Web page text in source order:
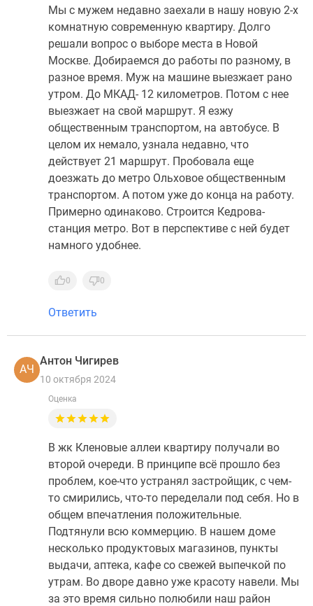
Мы с мужем недавно заехали в нашу новую 2-х
комнатную современную квартиру. Долго
решали вопрос о выборе места в Новой
Москве. Добираемся до работы по разному, в
разное время. Муж на машине выезжает рано
утром. До МКАД- 12 километров. Потом с нее
выезжает на свой маршрут. Я езжу
общественным транспортом, на автобусе. В
целом их немало, узнала недавно, что
действует 21 маршрут. Пробовала еще
доезжать до метро Ольховое общественным
транспортом. А потом уже до конца на работу.
Примерно одинаково. Строится Кедрова-
станция метро. Вот в перспективе с ней будет
намного удобнее.
0 0
Ответить
АЧ
Антон Чигирев
10 октября 2024
Оценка
В жк Кленовые аллеи квартиру получали во
второй очереди. В принципе всё прошло без
проблем, кое-что устранял застройщик, с чем-
то смирились, что-то переделали под себя. Но в
общем впечатления положительные.
Подтянули всю коммерцию. В нашем доме
несколько продуктовых магазинов, пункты
выдачи, аптека, кафе со свежей выпечкой по
утрам. Во дворе давно уже красоту навели. Мы
за это время сильно полюбили наш район